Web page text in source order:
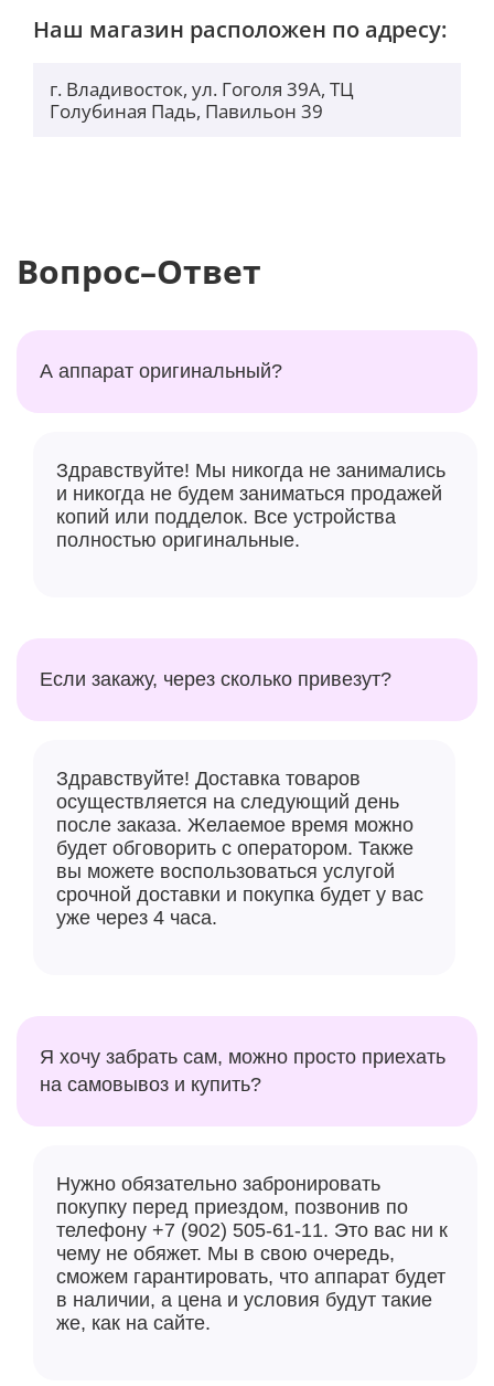
Наш магазин расположен по адресу:
г. Владивосток, ул. Гоголя 39А, ТЦ
Голубиная Падь, Павильон 39
Вопрос–Ответ
А аппарат оригинальный?
Здравствуйте! Мы никогда не занимались
и никогда не будем заниматься продажей
копий или подделок. Все устройства
полностью оригинальные.
Если закажу, через сколько привезут?
Здравствуйте! Доставка товаров
осуществляется на следующий день
после заказа. Желаемое время можно
будет обговорить с оператором. Также
вы можете воспользоваться услугой
срочной доставки и покупка будет у вас
уже через 4 часа.
Я хочу забрать сам, можно просто приехать
на самовывоз и купить?
Нужно обязательно забронировать
покупку перед приездом, позвонив по
телефону +7 (902) 505-61-11. Это вас ни к
чему не обяжет. Мы в свою очередь,
сможем гарантировать, что аппарат будет
в наличии, а цена и условия будут такие
же, как на сайте.